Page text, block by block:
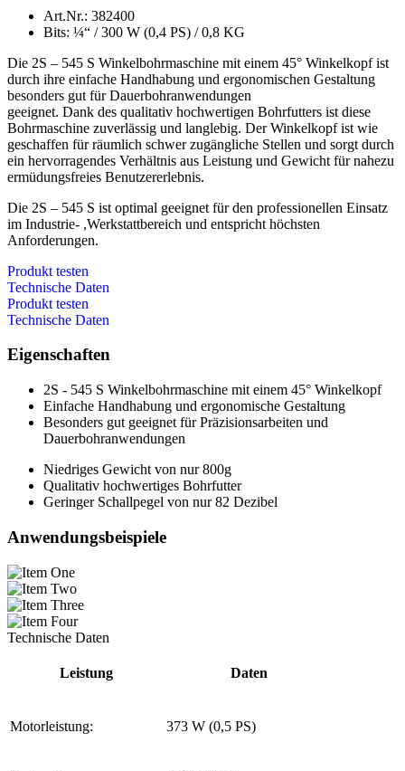
Art.Nr.: 382400
Bits: ¼“ / 300 W (0,4 PS) / 0,8 KG
Die 2S – 545 S Winkelbohrmaschine mit einem 45° Winkelkopf ist
durch ihre einfache Handhabung und ergonomischen Gestaltung
besonders gut für Dauerbohranwendungen
geeignet. Dank des qualitativ hochwertigen Bohrfutters ist diese
Bohrmaschine zuverlässig und langlebig. Der Winkelkopf ist wie
geschaffen für räumlich schwer zugängliche Stellen und sorgt durch
ein hervorragendes Verhältnis aus Leistung und Gewicht für nahezu
ermüdungsfreies Benutzererlebnis.
Die 2S – 545 S ist optimal geeignet für den professionellen Einsatz
im Industrie- ,Werkstattbereich und entspricht höchsten
Anforderungen.
Produkt testen
Technische Daten
Produkt testen
Technische Daten
Eigenschaften
2S - 545 S Winkelbohrmaschine mit einem 45° Winkelkopf
Einfache Handhabung und ergonomische Gestaltung
Besonders gut geeignet für Präzisionsarbeiten und
Dauerbohranwendungen
Niedriges Gewicht von nur 800g
Qualitativ hochwertiges Bohrfutter
Geringer Schallpegel von nur 82 Dezibel
Anwendungsbeispiele
Technische Daten
Leistung Daten
Motorleistung: 373 W (0,5 PS)